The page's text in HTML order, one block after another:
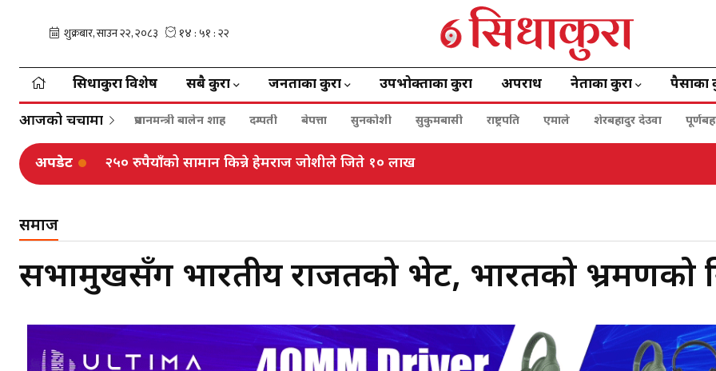
सिधाकुरा विशेष सबै कुरा जनताका कुरा उपभोक्ताका कुरा अपराध नेताका कुरा पैसाका
आजको चर्चामा प्रधानमन्त्री बालेन शाह दम्पती बेपत्ता सुनकोशी सुकुमबासी राष्ट्रपति एमाले शेरबहादुर देउवा
अपडेट २५० रुपैयाँको सामान किन्ने हेमराज जोशीले जिते १० लाख
समाज
सभामुखसँग भारतीय राजदूतको भेट, भारतको भ्रमणको